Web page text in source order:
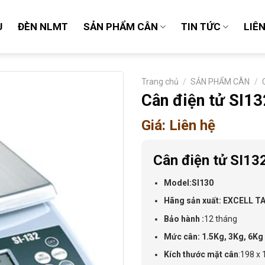
ĐÈN NLMT SẢN PHẨM CÂN TIN TỨC
Trang chủ / SẢN PHẨM CÂN /
Cân điện tử
Giá: Liên hệ
Cân điện tử
Model:SI130
Hãng sản xuất: EXCELL
Bảo hành :12 tháng
Mức cân: 1.5Kg, 3Kg, 6Kg
Kích thước mặt cân:198 x